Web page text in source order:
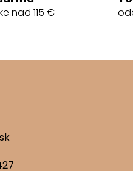
nad 115 €